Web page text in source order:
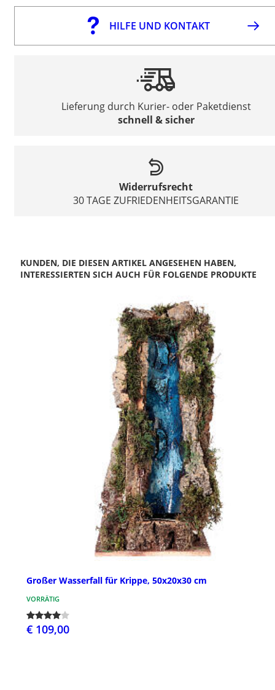
HILFE UND KONTAKT
Lieferung durch Kurier- oder Paketdienst
schnell & sicher
Widerrufsrecht
30 TAGE ZUFRIEDENHEITSGARANTIE
KUNDEN, DIE DIESEN ARTIKEL ANGESEHEN HABEN,
INTERESSIERTEN SICH AUCH FÜR FOLGENDE PRODUKTE
Großer Wasserfall für Krippe, 50x20x30 cm
VORRÄTIG
€ 109,00